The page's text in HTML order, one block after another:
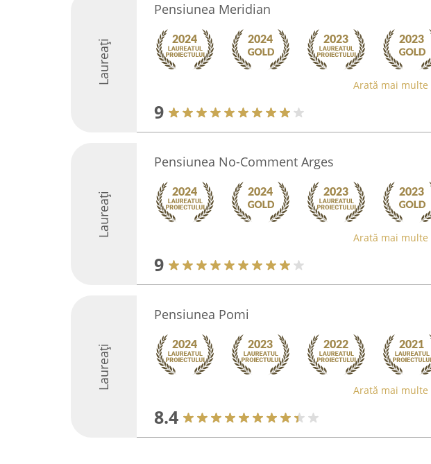
Laureați
Pensiunea Meridian
Arată mai multe
9
Laureați
Pensiunea No-Comment Arges
Arată mai multe
9
Laureați
Pensiunea Pomi
Arată mai multe
8.4